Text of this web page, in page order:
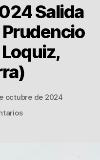
Salida
Prudencio
octubre de 2024
en